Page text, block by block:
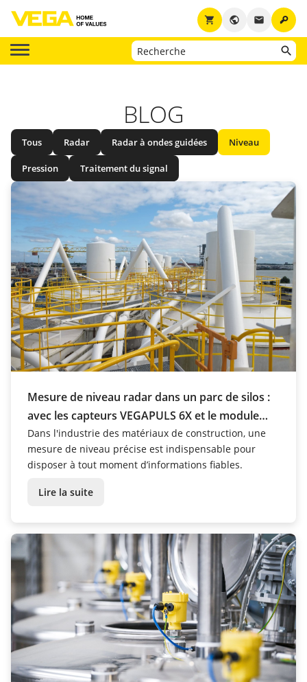
key
email
public
shopping_cart
BLOG
Tous Radar Radar à ondes guidées Niveau
Pression Traitement du signal
Mesure de niveau radar dans un parc de silos :
avec les capteurs VEGAPULS 6X et le module
PLICSMOBILE T81, Cementbouw révolutionne
ses process
Dans l'industrie des matériaux de construction, une
mesure de niveau précise est indispensable pour
disposer à tout moment d’informations fiables.
Lire la suite